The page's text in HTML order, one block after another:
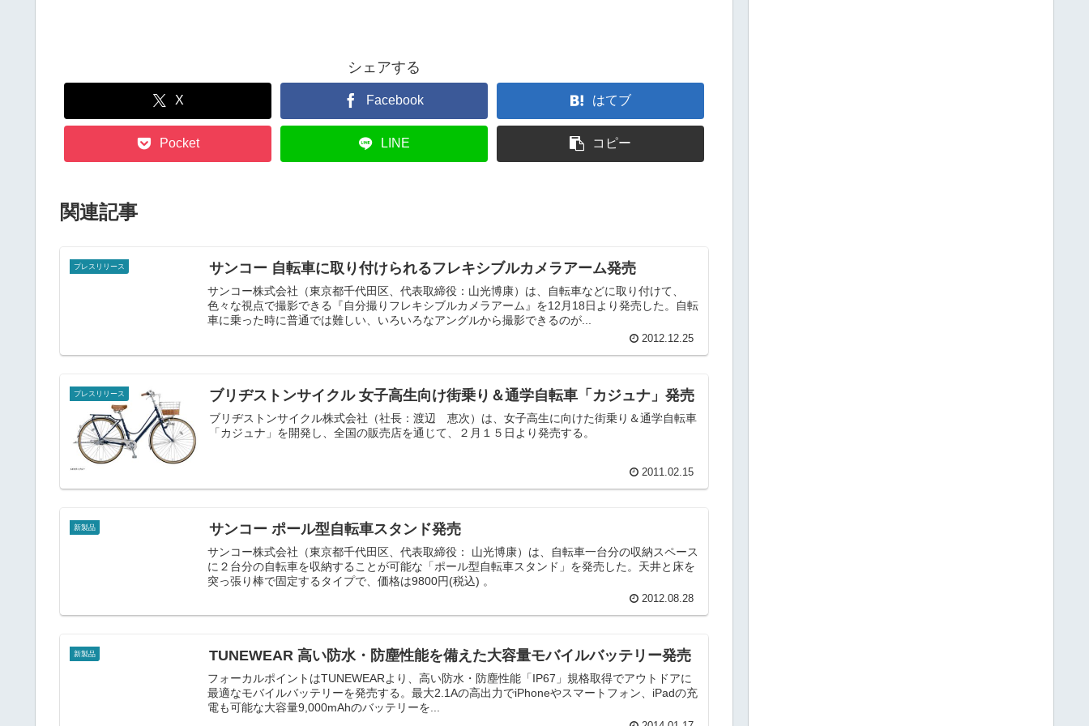
シェアする
X Facebook はてブ
Pocket LINE コピー
関連記事
プレスリリース サンコー 自転車に取り付けられるフレキシブルカメラアーム発売
サンコー株式会社（東京都千代田区、代表取締役：山光博康）は、自転車などに取り付けて、
色々な視点で撮影できる『自分撮りフレキシブルカメラアーム』を12月18日より発売した。自転
車に乗った時に普通では難しい、いろいろなアングルから撮影できるのが...
2012.12.25
プレスリリース ブリヂストンサイクル 女子高生向け街乗り＆通学自転車「カジュナ」発売
ブリヂストンサイクル株式会社（社長：渡辺 恵次）は、女子高生に向けた街乗り＆通学自転車
「カジュナ」を開発し、全国の販売店を通じて、２月１５日より発売する。
2011.02.15
新製品 サンコー ポール型自転車スタンド発売
サンコー株式会社（東京都千代田区、代表取締役： 山光博康）は、自転車一台分の収納スペース
に２台分の自転車を収納することが可能な「ポール型自転車スタンド」を発売した。天井と床を
突っ張り棒で固定するタイプで、価格は9800円(税込) 。
2012.08.28
新製品 TUNEWEAR 高い防水・防塵性能を備えた大容量モバイルバッテリー発売
フォーカルポイントはTUNEWEARより、高い防水・防塵性能「IP67」規格取得でアウトドアに
最適なモバイルバッテリーを発売する。最大2.1Aの高出力でiPhoneやスマートフォン、iPadの充
電も可能な大容量9,000mAhのバッテリーを...